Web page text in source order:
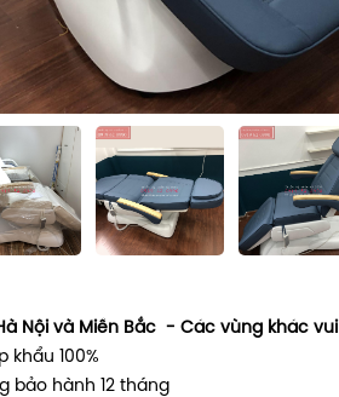
Nội và Miền Bắc - Các vùng khác
khẩu 100%
bảo hành 12 tháng